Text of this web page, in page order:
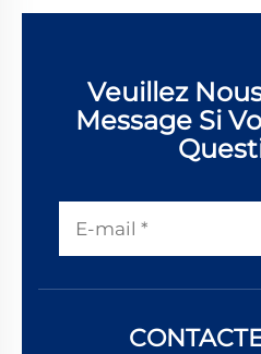
Veuillez
Message Si